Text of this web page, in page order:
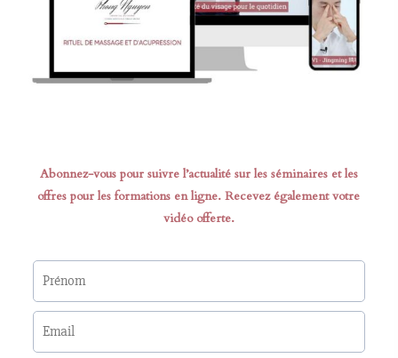
Abonnez-vous pour suivre l’actualité sur les séminaires et les
offres pour les formations en ligne. Recevez également votre
vidéo offerte.